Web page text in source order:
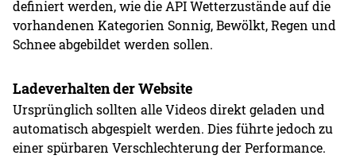
definiert werden, wie die API Wetterzustände auf die
vorhandenen Kategorien Sonnig, Bewölkt, Regen und
Schnee abgebildet werden sollen.
Ladeverhalten der Website
Ursprünglich sollten alle Videos direkt geladen und
automatisch abgespielt werden. Dies führte jedoch zu
einer spürbaren Verschlechterung der Performance.